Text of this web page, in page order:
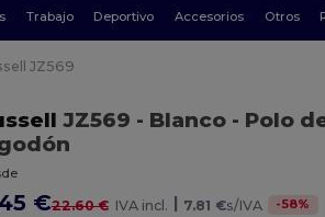
Trabajo Deportivo Accesorios Otros
JZ569
JZ569 - Blanco- Polo
€22.60 € IVA incl. | 7.81 €s/IVA -58%